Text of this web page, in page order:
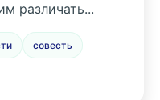
различать...
совесть